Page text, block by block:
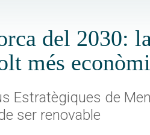
del 2030:
més
Estratègiques de
ser renovable